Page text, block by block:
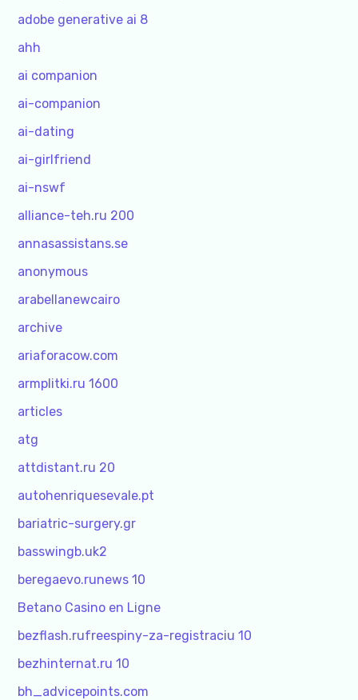
adobe generative ai 8
ahh
ai companion
ai-companion
ai-dating
ai-girlfriend
ai-nswf
alliance-teh.ru 200
annasassistans.se
anonymous
arabellanewcairo
archive
ariaforacow.com
armplitki.ru 1600
articles
atg
attdistant.ru 20
autohenriquesevale.pt
bariatric-surgery.gr
basswingb.uk2
beregaevo.runews 10
Betano Casino en Ligne
bezflash.rufreespiny-za-registraciu 10
bezhinternat.ru 10
bh_advicepoints.com